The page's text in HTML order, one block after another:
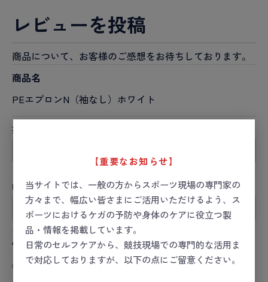
【重要なお知らせ】
当サイトでは、一般の方からスポーツ現場の専門家の
方々まで、幅広い皆さまにご活用いただけるよう、ス
ポーツにおけるケガの予防や身体のケアに役立つ製
品・情報を掲載しています。
日常のセルフケアから、競技現場での専門的な活用ま
で対応しておりますが、以下の点にご留意ください。
レビューを投稿
商品について、お客様のご感想をお待ちしております。
商品名
PEエプロンN（袖なし）ホワイト
投稿者名
URL
性別
男性
女性 その他 回答しない